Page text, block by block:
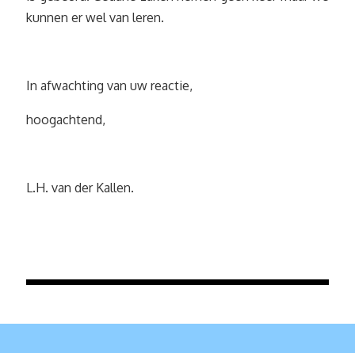
kunnen er wel van leren.
In afwachting van uw reactie,
hoogachtend,
L.H. van der Kallen.